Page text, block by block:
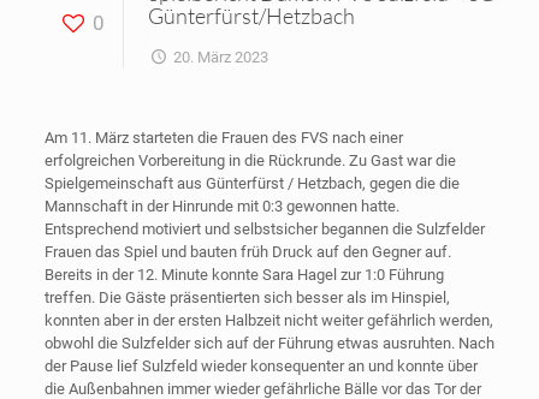
0
Günterfürst/Hetzbach
20. März 2023
Am 11. März starteten die Frauen des FVS nach einer
erfolgreichen Vorbereitung in die Rückrunde. Zu Gast war die
Spielgemeinschaft aus Günterfürst / Hetzbach, gegen die die
Mannschaft in der Hinrunde mit 0:3 gewonnen hatte.
Entsprechend motiviert und selbstsicher begannen die Sulzfelder
Frauen das Spiel und bauten früh Druck auf den Gegner auf.
Bereits in der 12. Minute konnte Sara Hagel zur 1:0 Führung
treffen. Die Gäste präsentierten sich besser als im Hinspiel,
konnten aber in der ersten Halbzeit nicht weiter gefährlich werden,
obwohl die Sulzfelder sich auf der Führung etwas ausruhten. Nach
der Pause lief Sulzfeld wieder konsequenter an und konnte über
die Außenbahnen immer wieder gefährliche Bälle vor das Tor der